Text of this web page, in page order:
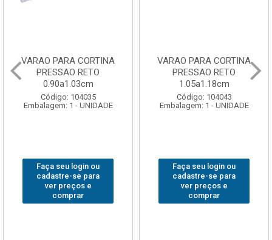
VARAO PARA CORTINA
PRESSAO RETO
1.05a1.18cm
Código: 104043
Embalagem: 1 - UNIDADE
Faça seu login ou
cadastre-se para
ver preços e
comprar
VARAO PARA CORTINA
PRESSAO RETO
1.20a1.33cm
Código: 104051
Embalagem: 1 - UNIDADE
Faça seu login ou
cadastre-se para
ver preços e
comprar